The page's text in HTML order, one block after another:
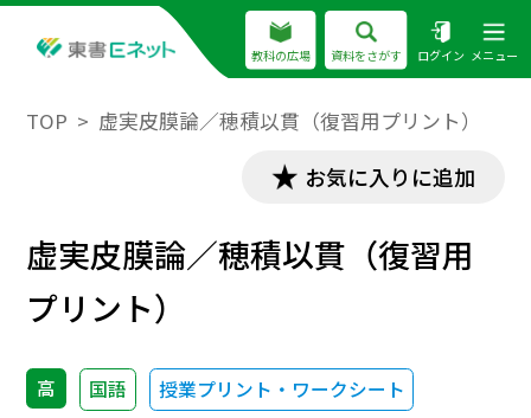
教科の広場 資料をさがす ログイン メニュー
TOP 虚実皮膜論／穂積以貫（復習用プリント）
お気に入りに追加
虚実皮膜論／穂積以貫（復習用
プリント）
高 国語 授業プリント・ワークシート